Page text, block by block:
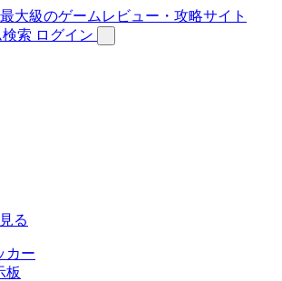
索 ログイン
る
カー
板